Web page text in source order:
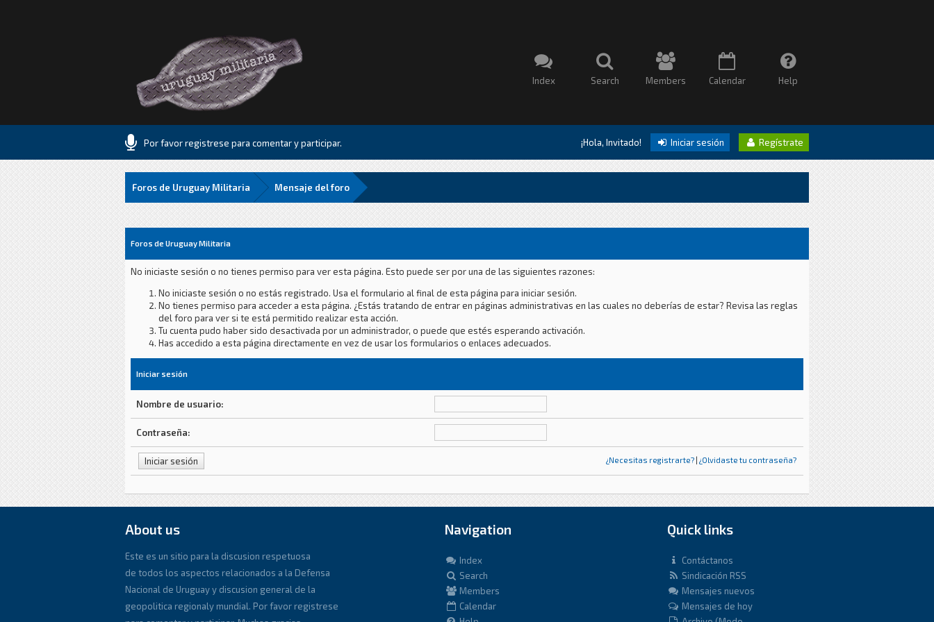
Index Search Members Calendar Help
Por favor registrese para comentar y participar. ¡Hola, Invitado! Iniciar sesión Regístrate
Foros de Uruguay Militaria Mensaje del foro
Foros de Uruguay Militaria
No iniciaste sesión o no tienes permiso para ver esta página. Esto puede ser por una de las siguientes razones:
No iniciaste sesión o no estás registrado. Usa el formulario al final de esta página para iniciar sesión.
No tienes permiso para acceder a esta página. ¿Estás tratando de entrar en páginas administrativas en las cuales no deberías de estar? Revisa las reglas
del foro para ver si te está permitido realizar esta acción.
Tu cuenta pudo haber sido desactivada por un administrador, o puede que estés esperando activación.
Has accedido a esta página directamente en vez de usar los formularios o enlaces adecuados.
Iniciar sesión
Nombre de usuario:
Contraseña:
¿Necesitas registrarte? | ¿Olvidaste tu contraseña?
About us
Este es un sitio para la discusion respetuosa
de todos los aspectos relacionados a la Defensa
Nacional de Uruguay y discusion general de la
geopolitica regionaly mundial. Por favor registrese
Navigation
Index
Search
Members
Calendar
Quick links
Contáctanos
Sindicación RSS
Mensajes nuevos
Mensajes de hoy